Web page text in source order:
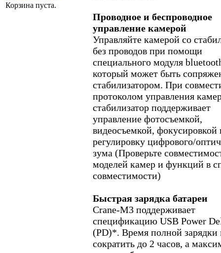
Корзина пуста.
Проводное и беспроводное
управление камерой
Управляйте камерой со
без проводов при помощи
специального модуля
который может быть
стабилизатором. При
протоколом управления
стабилизатор поддерживает
управление фотосъемкой,
видеосъемкой, фокусировкой
регулировку цифрового/
зума (Проверьте
моделей камер и функций в
совместимости)
Быстрая зарядка батареи
Crane-M3 поддерживает
спецификацию USB Power
(PD)*. Время полной
сократить до 2 часов, а